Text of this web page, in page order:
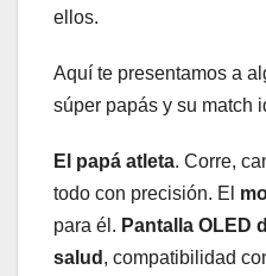
ellos.
Aquí te presentamos a
súper papás y su match
El papá atleta. Corre,
todo con precisión. El
para él. Pantalla OLED
salud , compatibilidad